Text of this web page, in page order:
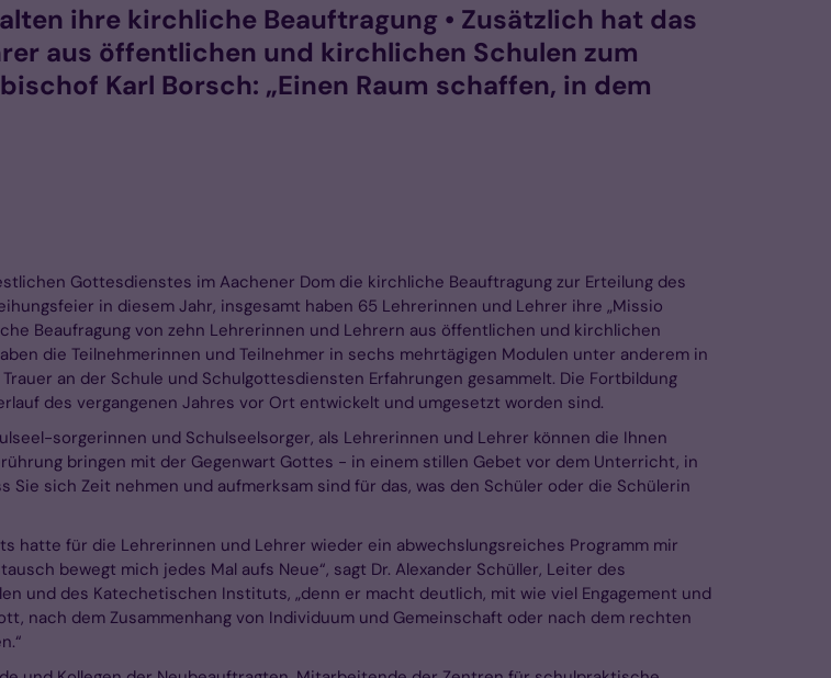
ihre kirchliche Beauftragung • Zusätzlich hat das
aus öffentlichen und kirchlichen Schulen zum
Karl Borsch: „Einen Raum schaffen, in dem
Gottesdienstes im Aachener Dom die kirchliche Beauftragung zur Erteilung des
in diesem Jahr, insgesamt haben 65 Lehrerinnen und Lehrer ihre „Missio
Beaufragung von zehn Lehrerinnen und Lehrern aus öffentlichen und kirchlichen
die Teilnehmerinnen und Teilnehmer in sechs mehrtägigen Modulen unter anderem in
an der Schule und Schulgottesdiensten Erfahrungen gesammelt. Die Fortbildung
des vergangenen Jahres vor Ort entwickelt und umgesetzt worden sind.
sorgerinnen und Schulseelsorger, als Lehrerinnen und Lehrer können die Ihnen
bringen mit der Gegenwart Gottes - in einem stillen Gebet vor dem Unterricht, in
sich Zeit nehmen und aufmerksam sind für das, was den Schüler oder die Schülerin
hatte für die Lehrerinnen und Lehrer wieder ein abwechslungsreiches Programm mir
bewegt mich jedes Mal aufs Neue“, sagt Dr. Alexander Schüller, Leiter des
und des Katechetischen Instituts, „denn er macht deutlich, mit wie viel Engagement und
nach dem Zusammenhang von Individuum und Gemeinschaft oder nach dem rechten